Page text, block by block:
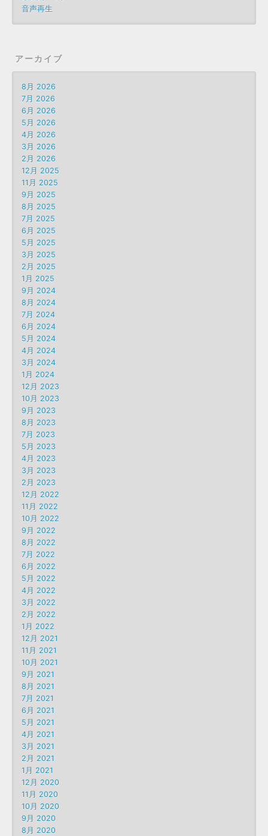
音声再生
アーカイブ
8月 2026
7月 2026
6月 2026
5月 2026
4月 2026
3月 2026
2月 2026
12月 2025
11月 2025
9月 2025
8月 2025
7月 2025
6月 2025
5月 2025
3月 2025
2月 2025
1月 2025
9月 2024
8月 2024
7月 2024
6月 2024
5月 2024
4月 2024
3月 2024
1月 2024
12月 2023
10月 2023
9月 2023
8月 2023
7月 2023
5月 2023
4月 2023
3月 2023
2月 2023
12月 2022
11月 2022
10月 2022
9月 2022
8月 2022
7月 2022
6月 2022
5月 2022
4月 2022
3月 2022
2月 2022
1月 2022
12月 2021
11月 2021
10月 2021
9月 2021
8月 2021
7月 2021
6月 2021
5月 2021
4月 2021
3月 2021
2月 2021
1月 2021
12月 2020
11月 2020
10月 2020
9月 2020
8月 2020